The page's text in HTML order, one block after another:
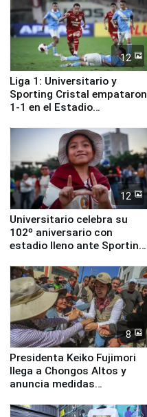
12
Liga 1: Universitario y
Sporting Cristal empataron
1-1 en el Estadio
12
Universitario celebra su
102º aniversario con
estadio lleno ante Sporting
8
Presidenta Keiko Fujimori
llega a Chongos Altos y
anuncia medidas
educación, salud y empleo